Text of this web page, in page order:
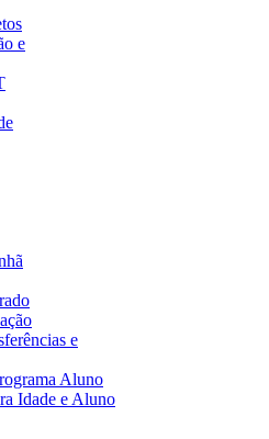
e
e
Aluno
Idade e Aluno